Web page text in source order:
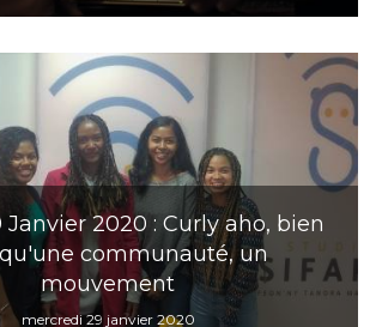
Janvier 2020 : Curly aho, bien
communauté, un
mouvement
mercredi 29 janvier 2020